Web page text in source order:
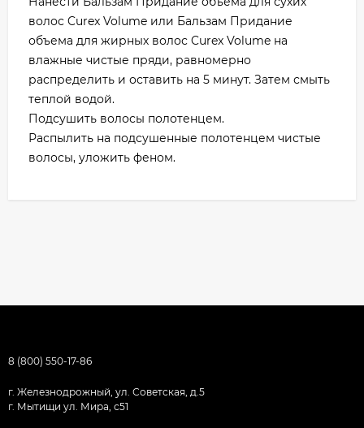
волос Curex Volume или Бальзам Придание
объема для жирных волос Curex Volume на
влажные чистые пряди, равномерно
распределить и оставить на 5 минут. Затем смыть
теплой водой.
Подсушить волосы полотенцем.
Распылить на подсушенные полотенцем чистые
волосы, уложить феном.
8 (800) 550-17-86
г. Железнодрожный, ул. Советская, д.5
г. Мытищи ул. Мира, с51